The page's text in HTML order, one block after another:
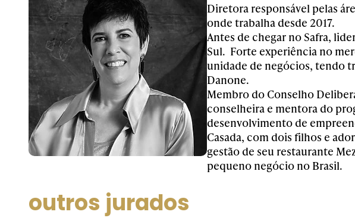
Diretora responsável pelas
onde trabalha desde 2017.
Antes de chegar no Safra,
Sul. Forte experiência no
unidade de negócios, tendo
Danone.
Membro do Conselho
conselheira e mentora do
desenvolvimento de
Casada, com dois filhos e ador
gestão de seu restaurante
pequeno negócio no Brasil.
outros jurados